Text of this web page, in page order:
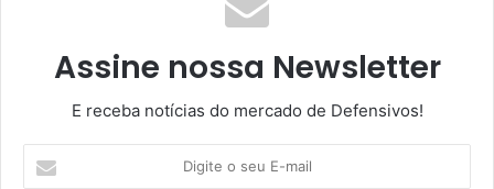
Assine nossa Newsletter
E receba notícias do mercado de Defensivos!